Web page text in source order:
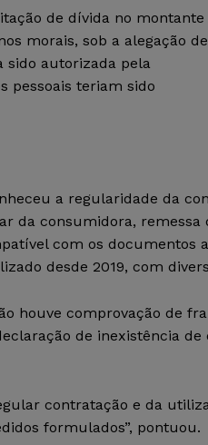
de dívida no montante
morais, sob a alegação de
sido autorizada pela
pessoais teriam sido
a regularidade da
da consumidora, remessa
com os documentos
desde 2019, com
houve comprovação de
de inexistência
contratação e da
formulados”, pontuou.